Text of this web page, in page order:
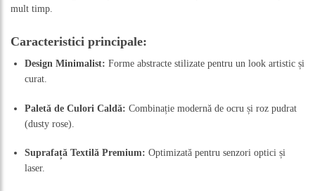
mult timp.
Caracteristici principale:
Design Minimalist: Forme abstracte stilizate pentru un look artistic și
curat.
Paletă de Culori Caldă: Combinație modernă de ocru și roz pudrat
(dusty rose).
Suprafață Textilă Premium: Optimizată pentru senzori optici și
laser.